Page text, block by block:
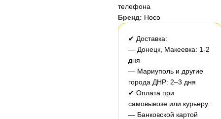
телефона
Бренд: Hoco
✔ Доставка:
— Донецк, Макеевка: 1-2
дня
— Мариуполь и другие
города ДНР: 2–3 дня
✔ Оплата при
самовывозе или курьеру:
— Банковской картой